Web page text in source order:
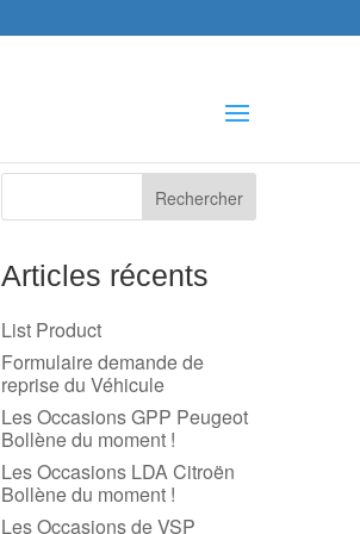
Articles récents
List Product
Formulaire demande de
reprise du Véhicule
Les Occasions GPP Peugeot
Bollène du moment !
Les Occasions LDA Citroën
Bollène du moment !
Les Occasions de VSP